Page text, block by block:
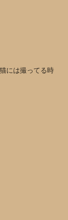
には撮ってる時